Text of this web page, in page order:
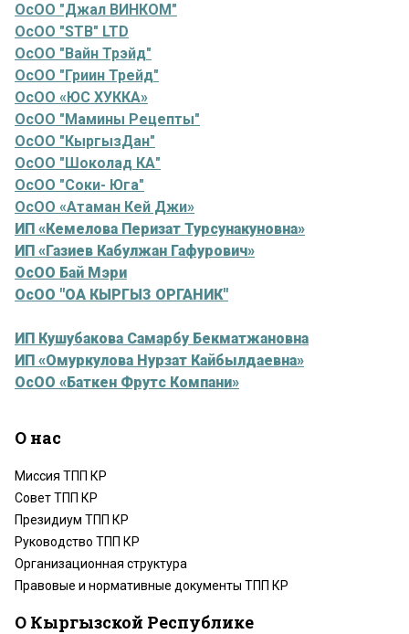
ОсОО "Джал ВИНКОМ"
ОсОО "STB" LTD
ОсОО "Вайн Трэйд"
ОсОО "Гриин Трейд"
ОсОО «ЮС ХУККА»
ОсОО "Мамины Рецепты"
ОсОО "КыргызДан"
ОсОО "Шоколад КА"
ОсОО "Соки- Юга"
ОсОО «Атаман Кей Джи»
ИП «Кемелова Перизат Турсунакуновна»
ИП «Газиев Кабулжан Гафурович»
ОсОО Бай Мэри
ОсОО "ОА КЫРГЫЗ ОРГАНИК"
ИП Кушубакова Самарбу Бекматжановна
ИП «Омуркулова Нурзат Кайбылдаевна»
ОсОО «Баткен Фрутс Компани»
О нас
Миссия ТПП КР
Совет ТПП КР
Президиум ТПП КР
Руководство ТПП КР
Организационная структура
Правовые и нормативные документы ТПП КР
О Кыргызской Республике